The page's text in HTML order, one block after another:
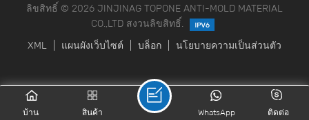
ลิขสิทธิ์ © 2026 JINJINAG TOPONE ANTI-MOLD MATERIAL
CO.,LTD สงวนลิขสิทธิ์.
XML
แผนผังเว็บไซต์ บล็อก นโยบายความเป็นส่วนตัว
บ้าน สินค้า ติดต่อ
WhatsApp